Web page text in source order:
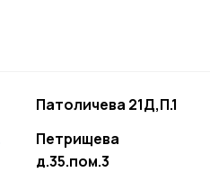
Петрищева
д.35.пом.3
Патоличева 21Д,П.1